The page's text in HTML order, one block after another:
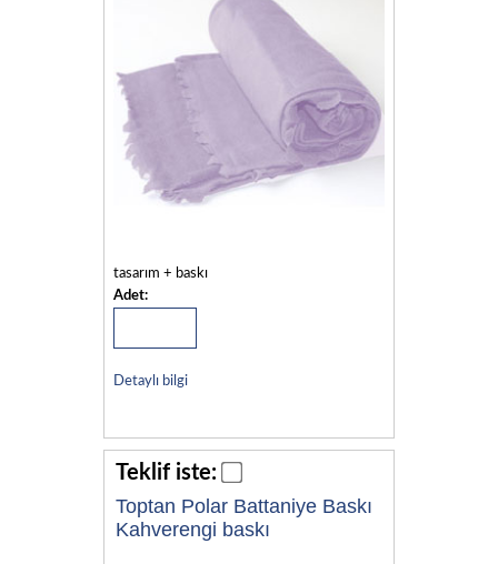
tasarım + baskı
Adet:
Detaylı bilgi
Teklif iste:
Toptan Polar Battaniye Baskı
Kahverengi baskı